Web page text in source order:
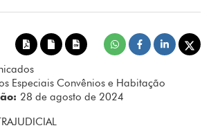
Especiais Convênios e Habitação
28 de agosto de 2024